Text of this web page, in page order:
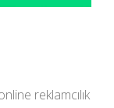
reklamcılık